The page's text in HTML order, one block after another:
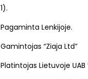
1).
Pagaminta Lenkijoje.
Gamintojas “Ziaja Ltd”
Platintojas Lietuvoje UAB